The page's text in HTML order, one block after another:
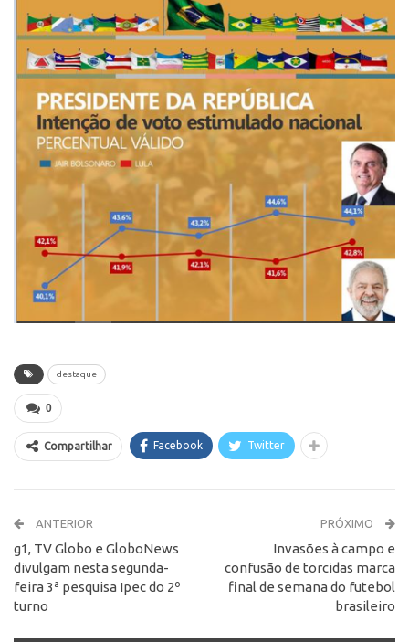
destaque
0
Compartilhar Facebook Twitter
ANTERIOR
g1, TV Globo e GloboNews
divulgam nesta segunda-
feira 3ª pesquisa Ipec do 2º
turno
PRÓXIMO
Invasões à campo e
confusão de torcidas marca
final de semana do futebol
brasileiro